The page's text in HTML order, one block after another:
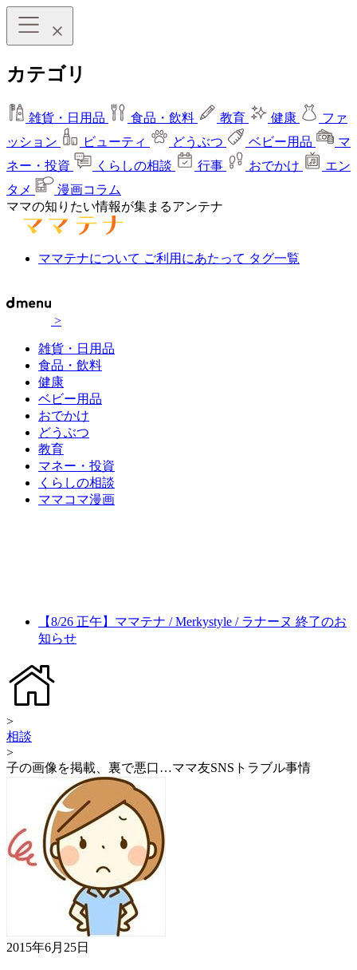
カテゴリ
雑貨・日用品 食品・飲料 教育 健康
ファ
ッション
ビューティ どうぶつ ベビー用品
マ
ネー・投資
くらしの相談 行事 おでかけ
エン
タメ
漫画コラム
ママの知りたい情報が集まるアンテナ
ママテナについて ご利用にあたって タグ一覧
>
雑貨・日用品
食品・飲料
健康
ベビー用品
おでかけ
どうぶつ
教育
マネー・投資
くらしの相談
ママコマ漫画
【8/26 正午】ママテナ / Merkystyle / ラナーヌ 終了のお
知らせ
>
相談
>
子の画像を掲載、裏で悪口…ママ友SNSトラブル事情
2015年6月25日